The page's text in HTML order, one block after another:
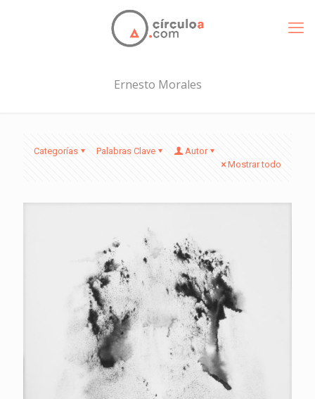
Ernesto Morales
Categorías Palabras Clave
Autor
Mostrar todo